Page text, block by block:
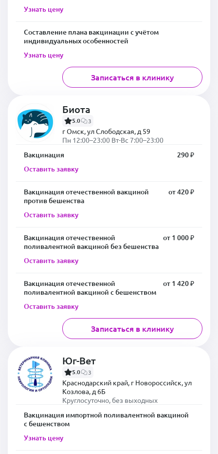
Узнать цену
Составление плана вакцинации с учётом
индивидуальных особенностей
Узнать цену
Записаться в клинику
Биота
5.0 3
г Омск, ул Слободская, д 59
Пн 12:00–23:00 Вт-Вс 7:00–23:00
Вакцинация
290 ₽
Оставить заявку
Вакцинация отечественной вакциной
против бешенства
от 420 ₽
Оставить заявку
Вакцинация отечественной
поливалентной вакциной без бешенства
от 1 000 ₽
Оставить заявку
Вакцинация отечественной
поливалентной вакциной с бешенством
от 1 420 ₽
Оставить заявку
Записаться в клинику
Юг-Вет
5.0 3
Краснодарский край, г Новороссийск, ул
Козлова, д 6Б
Круглосуточно, без выходных
Вакцинация импортной поливалентной вакциной
с бешенством
Узнать цену